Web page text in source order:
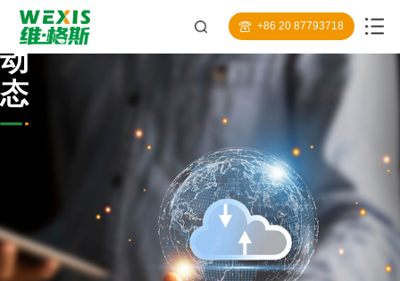
+86 20 87793718
闻
动
态